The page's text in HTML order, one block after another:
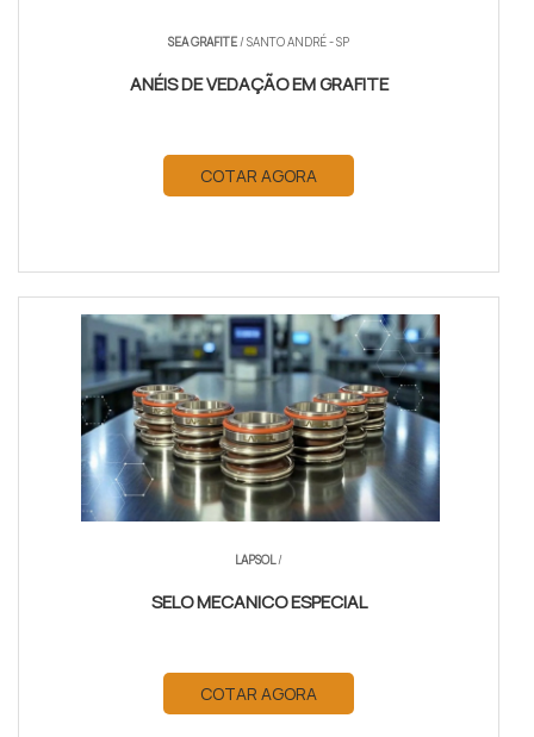
SEA GRAFITE/ SANTO ANDRÉ - SP
ANÉIS DE VEDAÇÃO EM GRAFITE
COTAR AGORA
LAPSOL/
SELO MECANICO ESPECIAL
COTAR AGORA